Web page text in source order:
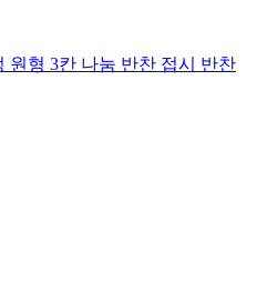
원형 3칸 나눔 반찬 접시 반찬